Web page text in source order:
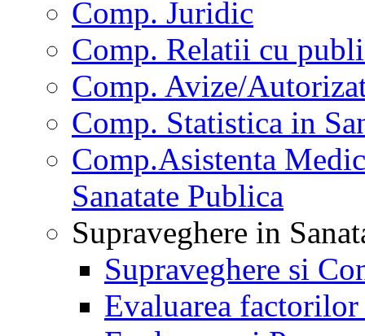
Comp. Juridic
Comp. Relatii cu
Comp. Avize/
Comp. Statistica in
Comp.Asistenta
Sanatate Publica
Supraveghere in
Supraveghere si
Evaluarea